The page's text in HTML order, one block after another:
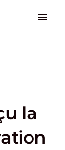
la